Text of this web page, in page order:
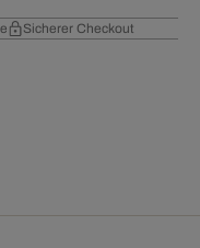
Sicherer Checkout